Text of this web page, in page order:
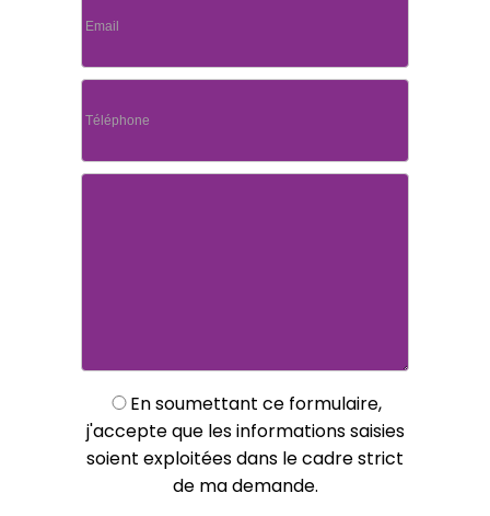
En soumettant ce formulaire,
j'accepte que les informations saisies
soient exploitées dans le cadre strict
de ma demande.